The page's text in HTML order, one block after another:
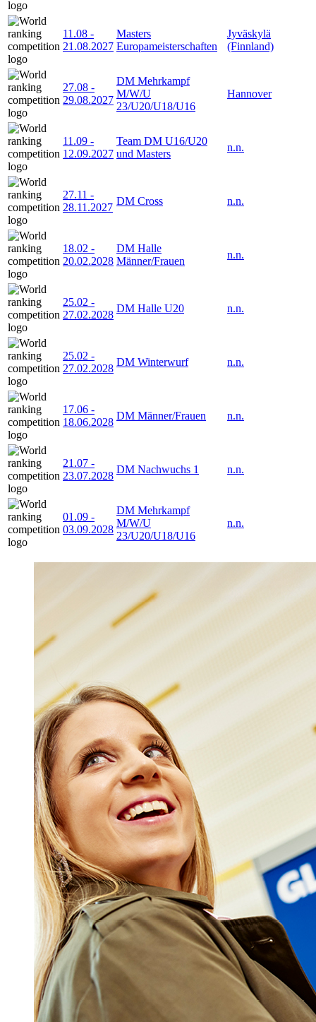
11.08 -
21.08.2027
Masters
Europameisterschaften
Jyväskylä
(Finnland)
27.08 -
29.08.2027
DM Mehrkampf
M/W/U
23/U20/U18/U16
Hannover
11.09 -
12.09.2027
Team DM U16/U20
und Masters
n.n.
27.11 -
28.11.2027
DM Cross n.n.
18.02 -
20.02.2028
DM Halle
Männer/Frauen
n.n.
25.02 -
27.02.2028
DM Halle U20 n.n.
25.02 -
27.02.2028
DM Winterwurf n.n.
17.06 -
18.06.2028
DM Männer/Frauen n.n.
21.07 -
23.07.2028
DM Nachwuchs 1 n.n.
01.09 -
03.09.2028
DM Mehrkampf
M/W/U
23/U20/U18/U16
n.n.